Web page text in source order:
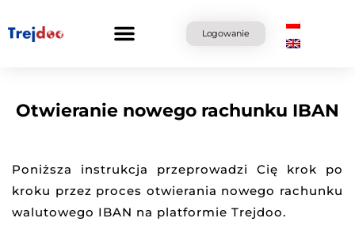
treści
Logowanie
Otwieranie nowego rachunku IBAN
Poniższa instrukcja przeprowadzi Cię krok po
kroku przez proces otwierania nowego rachunku
walutowego IBAN na platformie Trejdoo.